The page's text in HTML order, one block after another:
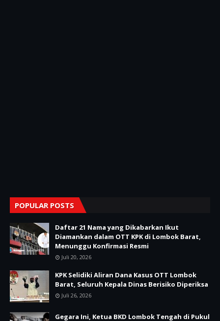
POPULAR POSTS
Daftar 21 Nama yang Dikabarkan Ikut
Diamankan dalam OTT KPK di Lombok Barat,
Menunggu Konfirmasi Resmi
Juli 20, 2026
KPK Selidiki Aliran Dana Kasus OTT Lombok
Barat, Seluruh Kepala Dinas Berisiko Diperiksa
Juli 26, 2026
Gegara Ini, Ketua BKD Lombok Tengah di Pukul